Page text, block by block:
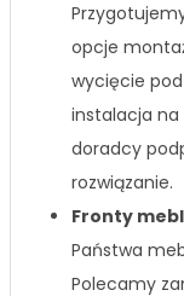
opcje
wycięcie
instalacja na
doradcy
rozwiązanie.
Fronty
Państwa
Polecamy